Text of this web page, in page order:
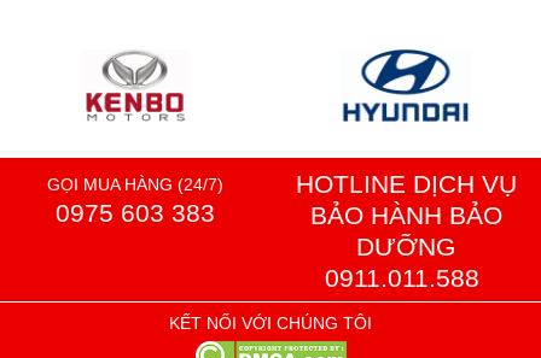
GỌI MUA HÀNG (24/7)
0975 603 383
HOTLINE DỊCH VỤ
BẢO HÀNH BẢO
DƯỠNG
0911.011.588
KẾT NỐI VỚI CHÚNG TÔI